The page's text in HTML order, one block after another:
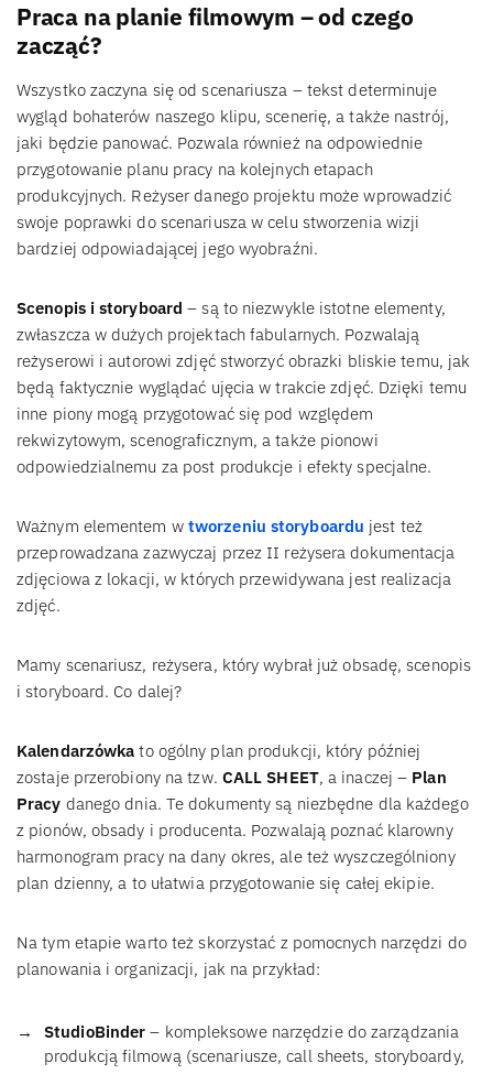
Praca na planie filmowym – od czego
zacząć?
Wszystko zaczyna się od scenariusza – tekst determinuje
wygląd bohaterów naszego klipu, scenerię, a także nastrój,
jaki będzie panować. Pozwala również na odpowiednie
przygotowanie planu pracy na kolejnych etapach
produkcyjnych. Reżyser danego projektu może wprowadzić
swoje poprawki do scenariusza w celu stworzenia wizji
bardziej odpowiadającej jego wyobraźni.
Scenopis i storyboard – są to niezwykle istotne elementy,
zwłaszcza w dużych projektach fabularnych. Pozwalają
reżyserowi i autorowi zdjęć stworzyć obrazki bliskie temu, jak
będą faktycznie wyglądać ujęcia w trakcie zdjęć. Dzięki temu
inne piony mogą przygotować się pod względem
rekwizytowym, scenograficznym, a także pionowi
odpowiedzialnemu za post produkcje i efekty specjalne.
Ważnym elementem w tworzeniu storyboardu jest też
przeprowadzana zazwyczaj przez II reżysera dokumentacja
zdjęciowa z lokacji, w których przewidywana jest realizacja
zdjęć.
Mamy scenariusz, reżysera, który wybrał już obsadę, scenopis
i storyboard. Co dalej?
Kalendarzówkato ogólny plan produkcji, który później
zostaje przerobiony na tzw. CALL SHEET, a inaczej – Plan
Pracy danego dnia. Te dokumenty są niezbędne dla każdego
z pionów, obsady i producenta. Pozwalają poznać klarowny
harmonogram pracy na dany okres, ale też wyszczególniony
plan dzienny, a to ułatwia przygotowanie się całej ekipie.
Na tym etapie warto też skorzystać z pomocnych narzędzi do
planowania i organizacji, jak na przykład:
StudioBinder – kompleksowe narzędzie do zarządzania
produkcją filmową (scenariusze, call sheets, storyboardy,